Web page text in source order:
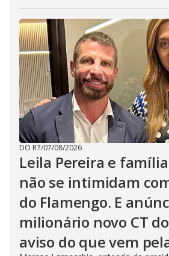
DO R7/07/08/2026
Leila Pereira e
não se intimidam
do Flamengo. E
milionário novo CT
aviso do que vem